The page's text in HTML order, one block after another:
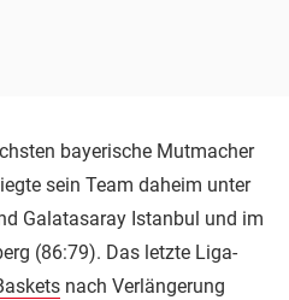
bayerische Mutmacher
sein Team daheim unter
Galatasaray Istanbul und im
(86:79). Das letzte Liga-
nach Verlängerung